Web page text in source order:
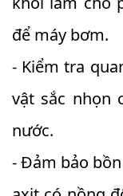
để máy bơm.
- Kiểm tra
vật sắc nhọn
nước.
- Đảm bảo